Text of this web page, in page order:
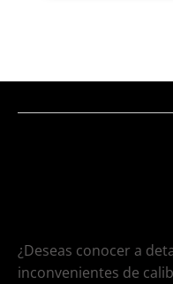
¿Deseas conocer a
inconvenientes de